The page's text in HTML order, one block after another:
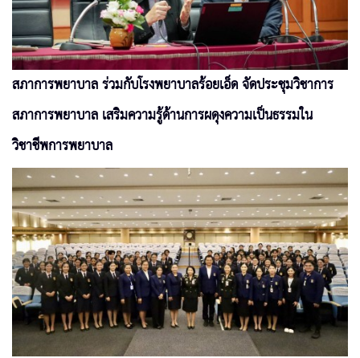
สภาการพยาบาล ร่วมกับโรงพยาบาลร้อยเอ็ด จัดประชุมวิชาการ
สภาการพยาบาล เสริมความรู้ด้านการผดุงความเป็นธรรมใน
วิชาชีพการพยาบาล